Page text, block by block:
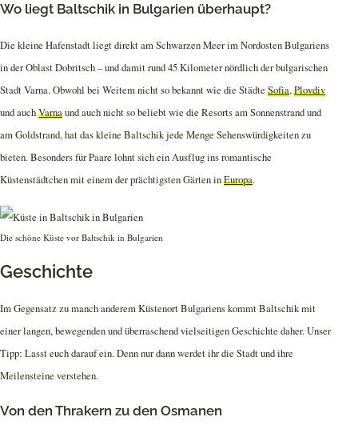
Wo liegt Baltschik in Bulgarien überhaupt?
Die kleine Hafenstadt liegt direkt am Schwarzen Meer im Nordosten Bulgariens
in der Oblast Dobritsch – und damit rund 45 Kilometer nördlich der bulgarischen
Stadt Varna. Obwohl bei Weitem nicht so bekannt wie die Städte Sofia, Plovdiv
und auchVarnaund auch nicht so beliebt wie die Resorts am Sonnenstrand und
am Goldstrand, hat das kleine Baltschik jede Menge Sehenswürdigkeiten zu
bieten. Besonders für Paare lohnt sich ein Ausflug ins romantische
Küstenstädtchen mit einem der prächtigsten Gärten inEuropa.
Die schöne Küste vor Baltschik in Bulgarien
Geschichte
Im Gegensatz zu manch anderem Küstenort Bulgariens kommt Baltschik mit
einer langen, bewegenden und überraschend vielseitigen Geschichte daher. Unser
Tipp: Lasst euch darauf ein. Denn nur dann werdet ihr die Stadt und ihre
Meilensteine verstehen.
Von den Thrakern zu den Osmanen